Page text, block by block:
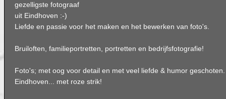
gezelligste fotograaf
uit Eindhoven :-)
Liefde en passie voor het maken en het bewerken van foto's.
Bruiloften, familieportretten, portretten en bedrijfsfotografie!
Foto's; met oog voor detail en met veel liefde & humor
Eindhoven... met roze strik!